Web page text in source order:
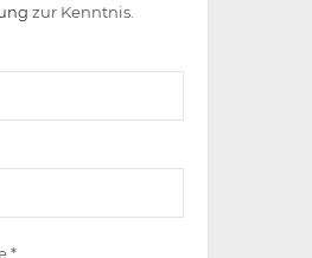
zur Kenntnis.
*